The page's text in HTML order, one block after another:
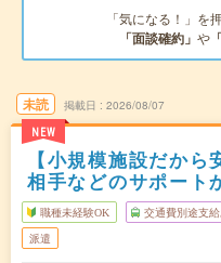
「気になる！」を
「面談確約」 や
未読
NEW
掲載日 2026/08/07
【小規模施設だか
相手などのサポート
職種未経験OK 交通費別途支給
派遣